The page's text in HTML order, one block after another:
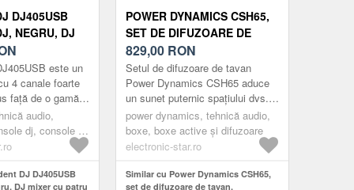
DJ405USB
NEGRU, DJ
CANALE,
USB, SD,
DE
este un
4 canale foarte
față de o gamă
de conexiune
î...
audio,
dj, console dj
DJ DJ405USB
DJ mixer cu patru
POWER DYNAMICS CSH65,
SET DE DIFUZOARE DE
TAVAN, AMPLIFICATOR, BT,
2 X 60 W, 2 X 6, 5 "
829,00 RON
Setul de difuzoare de tavan
Power Dynamics CSH65 aduce
un sunet puternic spațiului dvs.
într-un mod discret și este ideal
pentru cafenele și restau...
power dynamics, tehnică audio,
boxe, boxe active și difuzoare
electronic-star.ro
Similar cu Power Dynamics CSH65,
set de difuzoare de tavan,